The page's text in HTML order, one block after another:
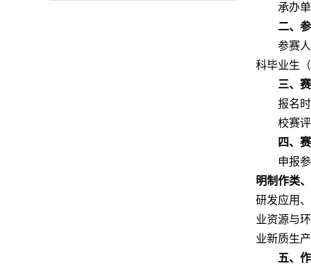
承办
二、
参赛
科毕业生
三、
报名
校赛
四、
申报
明制作类
研发应用
业资源与
业新质生
五、